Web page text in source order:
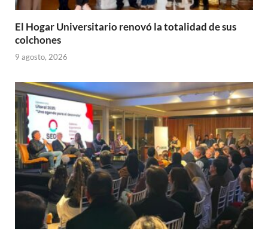
El Hogar Universitario renovó la totalidad de sus
colchones
9 agosto, 2026